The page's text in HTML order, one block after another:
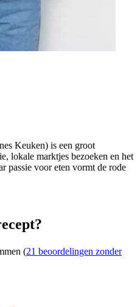
Keuken) is een groot
lokale marktjes bezoeken en het
passie voor eten vormt de rode
(21 beoordelingen zonder